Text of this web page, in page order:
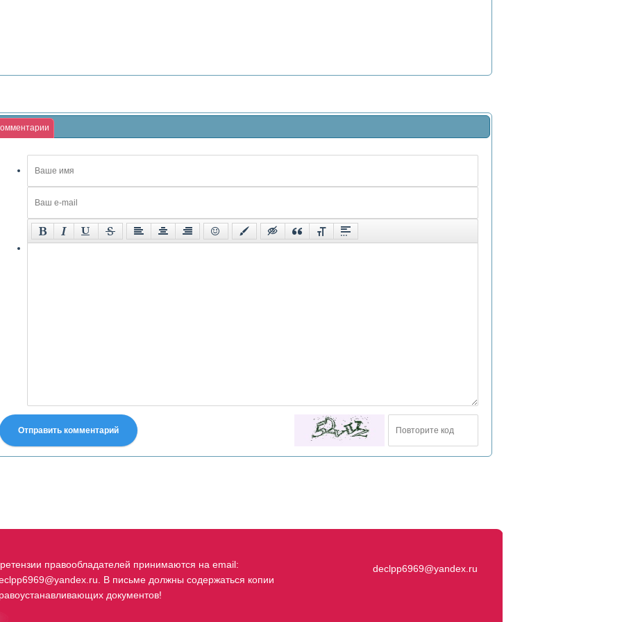
Отправить комментарий
правообладателей принимаются на email:
В письме должны содержаться копии
документов!
declpp6969@yandex.ru